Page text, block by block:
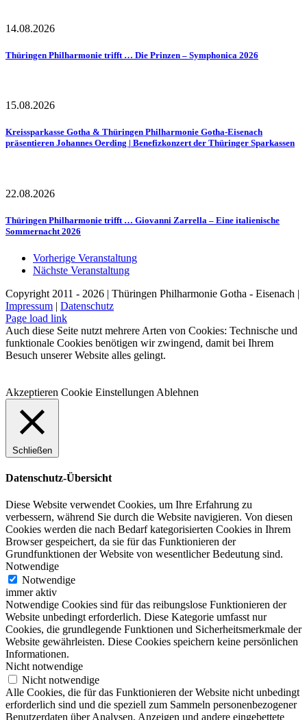
14.08.2026
Thüringen Philharmonie trifft … Die Prinzen – Symphonica 2026
15.08.2026
Kreissparkasse Gotha & Thüringen Philharmonie Gotha-Eisenach
präsentieren Johannes Oerding | Benefizkonzert der Thüringer Sparkassen
22.08.2026
Thüringen Philharmonie trifft … Giovanni Zarrella – Eine italienische
Sommernacht 2026
Vorherige Veranstaltung
Nächste Veranstaltung
Copyright 2011 - 2026 | Thüringen Philharmonie Gotha - Eisenach |
Impressum | Datenschutz
Facebook
Instagram
WhatsApp
YouTube
E-
Mail
Telefon
Page load link
Auch diese Seite nutzt mehrere Arten von Cookies: Technische und
funktionale Cookies benötigen wir zwingend, damit bei Ihrem
Besuch unserer Website alles gelingt.
Akzeptieren Cookie Einstellungen Ablehnen
Schließen
Datenschutz-Übersicht
Diese Website verwendet Cookies, um Ihre Erfahrung zu
verbessern, während Sie durch die Website navigieren. Von diesen
Cookies werden die nach Bedarf kategorisierten Cookies in Ihrem
Browser gespeichert, da sie für das Funktionieren der
Grundfunktionen der Website von wesentlicher Bedeutung sind.
Notwendige
Notwendige
immer aktiv
Notwendige Cookies sind für das reibungslose Funktionieren der
Website unbedingt erforderlich. Diese Kategorie umfasst nur
Cookies, die grundlegende Funktionen und Sicherheitsmerkmale der
Website gewährleisten. Diese Cookies speichern keine persönlichen
Informationen.
Nicht notwendige
Nicht notwendige
Alle Cookies, die für das Funktionieren der Website nicht unbedingt
erforderlich sind und die speziell zum Sammeln personenbezogener
Benutzerdaten über Analysen, Anzeigen und andere eingebettete